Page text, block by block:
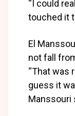
“I could
touched it
El
not fall
“That was
guess it
Manssouri